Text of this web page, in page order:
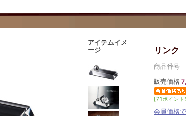
リンク
商品番号
販売価格
[71ポイン
会員価格
アイテムイメ
ージ